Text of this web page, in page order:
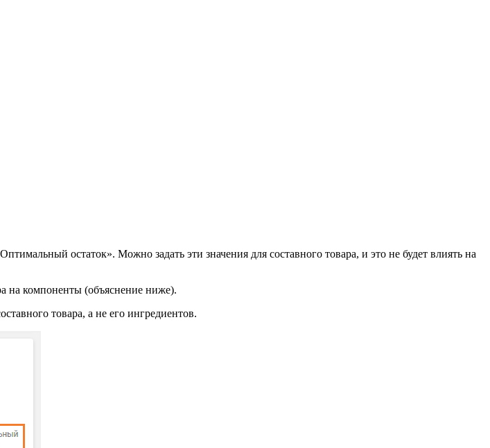
остаток». Можно задать эти значения для составного товара, и это не будет влиять на
на компоненты (объяснение ниже).
товара, а не его ингредиентов.